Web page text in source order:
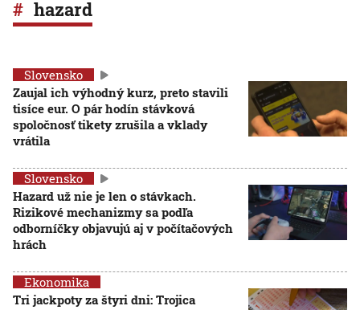
hazard
Slovensko
Zaujal ich výhodný kurz, preto stavili
tisíce eur. O pár hodín stávková
spoločnosť tikety zrušila a vklady
vrátila
Slovensko
Hazard už nie je len o stávkach.
Rizikové mechanizmy sa podľa
odborníčky objavujú aj v počítačových
hrách
Ekonomika
Tri jackpoty za štyri dni: Trojica